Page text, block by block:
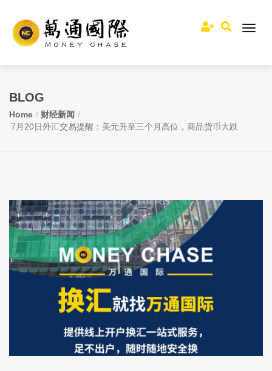
BLOG
Home
财经新闻
7月20日外汇交易提醒：美元升至三个月高位，商品货币大跌